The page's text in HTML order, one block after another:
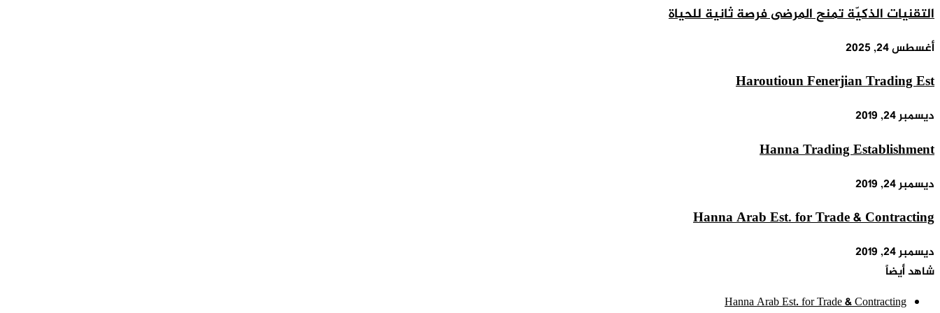
التقنيات الذكيّة تمنح المرضى فرصة ثانية للحياة
أغسطس 24, 2025
Haroutioun Fenerjian Trading Est
ديسمبر 24, 2019
Hanna Trading Establishment
ديسمبر 24, 2019
Hanna Arab Est. for Trade & Contracting
ديسمبر 24, 2019
شاهد أيضاً
Hanna Arab Est. for Trade & Contracting